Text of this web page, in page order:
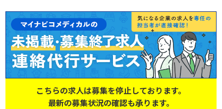
こちらの求人は募集を停止しております。
最新の募集状況の確認も承ります。